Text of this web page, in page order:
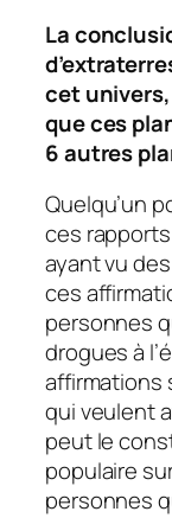
La
cet
que ces
6 autres
Quelqu’un
ces
ayant vu
ces
personnes
drogues à
affirmations
qui veulent
peut le
populaire
personnes